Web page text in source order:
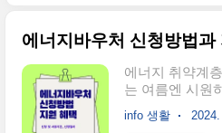
가요? 2024년
너지 취약계층
지 바우처, 차상
등이 주요 지원
에너지바우처 신청방법
에너지 취약계
는 여름엔 시원
수 있도록 에너
본 글에서는 에
info 생활